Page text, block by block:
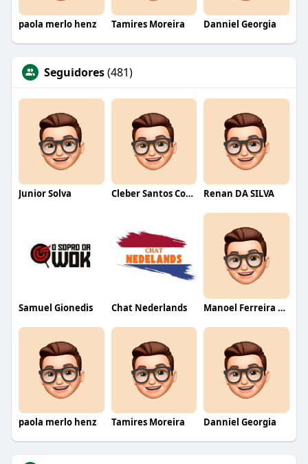
paola merlo henz Tamires Moreira Danniel Georgia
Seguidores(481)
Junior Solva Cleber Santos Costa Renan DA SILVA
Samuel Gionedis Chat Nederlands Manoel Ferreira dos Santos junior
paola merlo henz Tamires Moreira Danniel Georgia